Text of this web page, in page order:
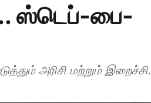
ஸ்டெப்-பை-
அரிசி மற்றும் இறைச்சி.